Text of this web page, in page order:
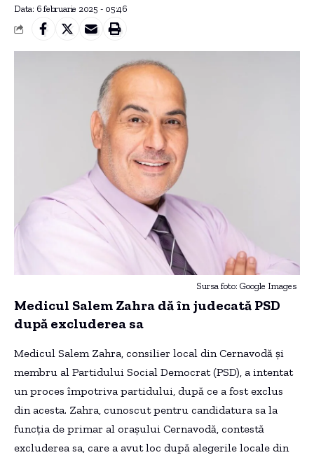
Data: 6 februarie 2025 - 05:46
Sursa foto: Google Images
Medicul Salem Zahra dă în judecată PSD
după excluderea sa
Medicul Salem Zahra, consilier local din Cernavodă și
membru al Partidului Social Democrat (PSD), a intentat
un proces împotriva partidului, după ce a fost exclus
din acesta. Zahra, cunoscut pentru candidatura sa la
funcția de primar al orașului Cernavodă, contestă
excluderea sa, care a avut loc după alegerile locale din